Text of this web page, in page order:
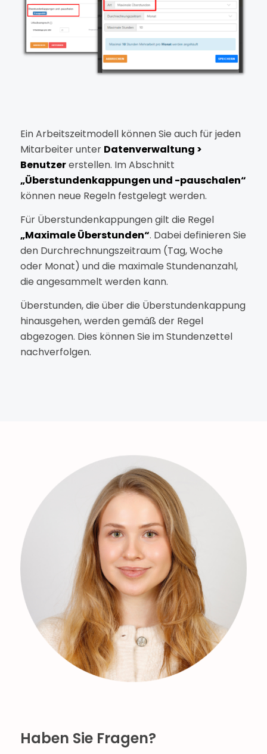
Ein Arbeitszeitmodell können Sie auch für jeden
Mitarbeiter unter Datenverwaltung >
Benutzererstellen. Im Abschnitt
„Überstundenkappungen und -pauschalen“
können neue Regeln festgelegt werden.
Für Überstundenkappungen gilt die Regel
„Maximale Überstunden“. Dabei definieren Sie
den Durchrechnungszeitraum (Tag, Woche
oder Monat) und die maximale Stundenanzahl,
die angesammelt werden kann.
Überstunden, die über die Überstundenkappung
hinausgehen, werden gemäß der Regel
abgezogen. Dies können Sie im Stundenzettel
nachverfolgen.
Haben Sie Fragen?